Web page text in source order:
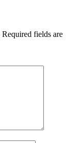
Required fields are